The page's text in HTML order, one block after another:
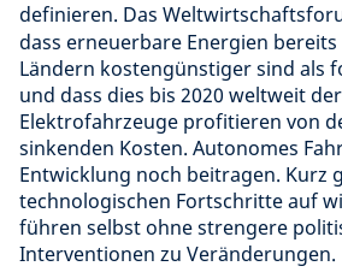
definieren. Das
dass erneuerbare Energien
Ländern kostengünstiger sind als
und dass dies bis 2020 weltweit
Elektrofahrzeuge profitieren von
sinkenden Kosten. Autonomes
Entwicklung noch beitragen. Kurz
technologischen Fortschritte auf
führen selbst ohne strengere
Interventionen zu Veränderungen.